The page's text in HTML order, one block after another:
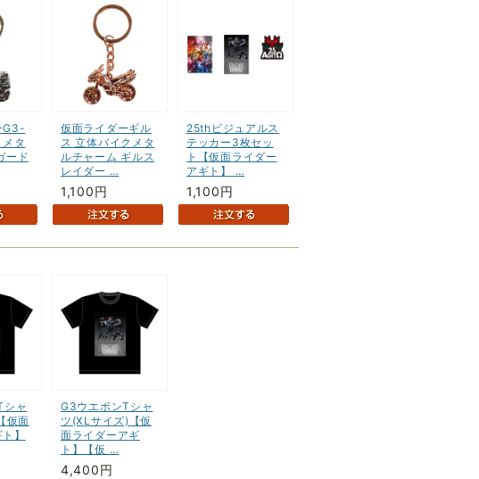
G3-
タ
ード
仮面ライダーギル
ス 立体バイクメタ
ルチャーム ギルス
レイダー …
1,100円
25thビジュアルス
テッカー3枚セッ
ト【仮面ライダー
アギト】 …
1,100円
ャ
仮面
】
G3ウエポンTシャ
ツ(XLサイズ)【仮
面ライダーアギ
ト】【仮 …
4,400円